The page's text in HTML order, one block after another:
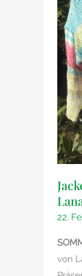
22.
von